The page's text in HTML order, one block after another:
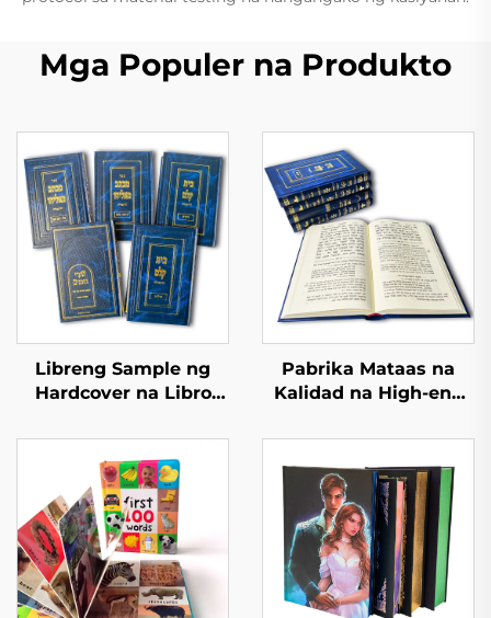
Mga Populer na Produkto
Libreng Sample ng
Hardcover na Libro
Mass Printing ng Libro
Pasadyang Set ng
Hardcover na Libro
Pabrika Mataas na
Kalidad na High-end
na Libro na may
Buong Gold Foil
Stamping at
Embossing Hardcover
na Pag-print ng Libro